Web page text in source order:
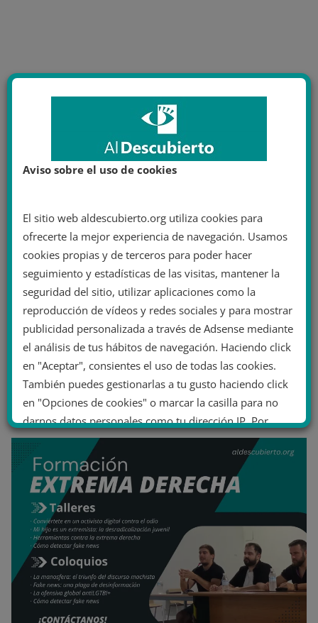
Aviso sobre el uso de cookies
El sitio web aldescubierto.org utiliza cookies para
ofrecerte la mejor experiencia de navegación. Usamos
cookies propias y de terceros para poder hacer
seguimiento y estadísticas de las visitas, mantener la
seguridad del sitio, utilizar aplicaciones como la
reproducción de vídeos y redes sociales y para mostrar
publicidad personalizada a través de Adsense mediante
el análisis de tus hábitos de navegación. Haciendo click
en "Aceptar", consientes el uso de todas las cookies.
También puedes gestionarlas a tu gusto haciendo click
en "Opciones de cookies" o marcar la casilla para no
darnos datos personales como tu dirección IP. Por
último, puedes leer nuestra Política de cookies.
No dar mi información personal
Opciones de cookies Aceptar cookies
Rechazar cookies Política de cookies